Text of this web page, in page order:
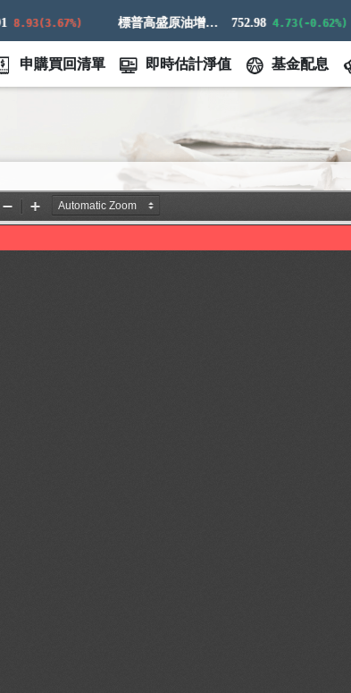
標普高盛原油增強超額回報指數 752.98 4.73(-0.62%)
申購買回清單 即時估計淨值 基金配息